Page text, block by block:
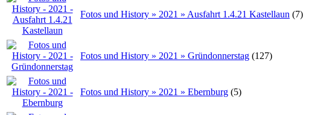
Fotos und History » 2021 » Ausfahrt 1.4.21 Kastellaun (7)
Fotos und History » 2021 » Gründonnerstag (127)
Fotos und History » 2021 » Ebernburg (5)